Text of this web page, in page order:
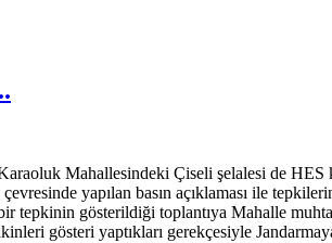
Mahallesindeki Çiseli şelalesi de
yapılan basın açıklaması ile
gösterildiği toplantıya Mahalle
gösteri yaptıkları gerekçesiyle